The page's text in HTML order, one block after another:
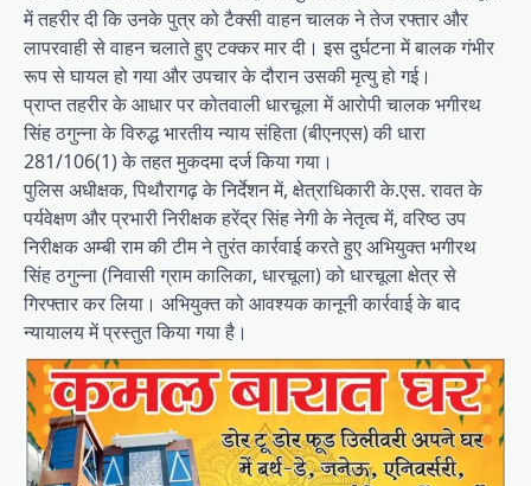
में तहरीर दी कि उनके पुत्र को टैक्सी वाहन चालक ने तेज रफ्तार और
लापरवाही से वाहन चलाते हुए टक्कर मार दी। इस दुर्घटना में बालक गंभीर
रूप से घायल हो गया और उपचार के दौरान उसकी मृत्यु हो गई।
प्राप्त तहरीर के आधार पर कोतवाली धारचूला में आरोपी चालक भगीरथ
सिंह ठगुन्ना के विरुद्ध भारतीय न्याय संहिता (बीएनएस) की धारा
281/106(1) के तहत मुकदमा दर्ज किया गया।
पुलिस अधीक्षक, पिथौरागढ़ के निर्देशन में, क्षेत्राधिकारी के.एस. रावत के
पर्यवेक्षण और प्रभारी निरीक्षक हरेंद्र सिंह नेगी के नेतृत्व में, वरिष्ठ उप
निरीक्षक अम्बी राम की टीम ने तुरंत कार्रवाई करते हुए अभियुक्त भगीरथ
सिंह ठगुन्ना (निवासी ग्राम कालिका, धारचूला) को धारचूला क्षेत्र से
गिरफ्तार कर लिया। अभियुक्त को आवश्यक कानूनी कार्रवाई के बाद
न्यायालय में प्रस्तुत किया गया है।